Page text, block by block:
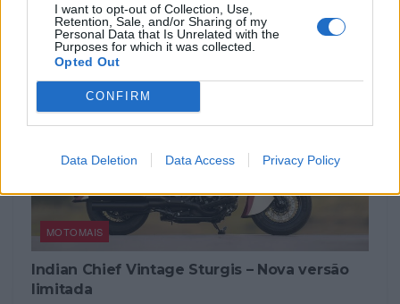
I want to opt-out of Collection, Use,
Retention, Sale, and/or Sharing of my
Personal Data that Is Unrelated with the
Purposes for which it was collected.
Opted Out
CONFIRM
Data Deletion Data Access Privacy Policy
MOTOMAIS
Indian Chief Vintage Sturgis – Nova versão
limitada